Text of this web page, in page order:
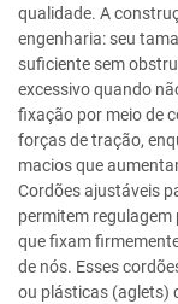
qualidade. A
engenharia: seu
suficiente sem
excessivo quando
fixação por meio de
forças de tração,
macios que
Cordões ajustáveis
permitem
que fixam
de nós. Esses
ou plásticas (aglets)